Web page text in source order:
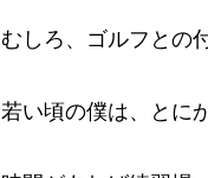
むしろ、ゴルフとの
若い頃の僕は、とに